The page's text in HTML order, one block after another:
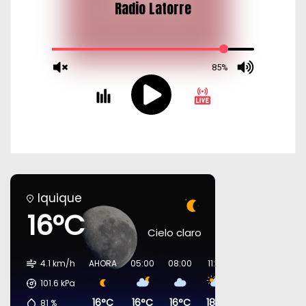
Iquique
16°C Cielo claro
4.1 km/h
101.6 kPa
81 %
AHORA
16°C
05:00
16°C
08:00
16°C
11:00
18°C